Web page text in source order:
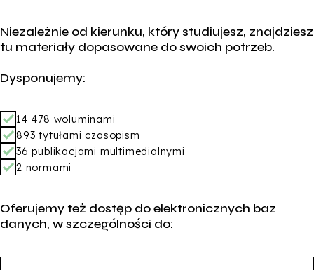
Niezależnie od kierunku, który studiujesz, znajdziesz
tu materiały dopasowane do swoich potrzeb.
Dysponujemy:
14 478 woluminami
893 tytułami czasopism
36 publikacjami multimedialnymi
2 normami
Oferujemy też dostęp do elektronicznych baz
danych, w szczególności do: